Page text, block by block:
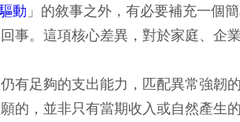
動 」的敘事之外，有必要補充一個
事。這項核心差異，對於家庭、企
有足夠的支出能力，匹配異常強韌
的，並非只有當期收入或自然產生